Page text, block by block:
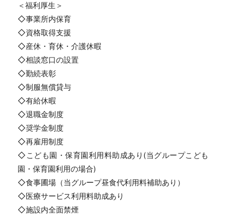
＜福利厚生＞
◇事業所内保育
◇資格取得支援
◇産休・育休・介護休暇
◇相談窓口の設置
◇勤続表彰
◇制服無償貸与
◇有給休暇
◇退職金制度
◇奨学金制度
◇再雇用制度
◇こども園・保育園利用料助成あり(当グループこども
園・保育園利用の場合)
◇食事圃場（当グループ昼食代利用料補助あり）
◇医療サービス利用料助成あり
◇施設内全面禁煙